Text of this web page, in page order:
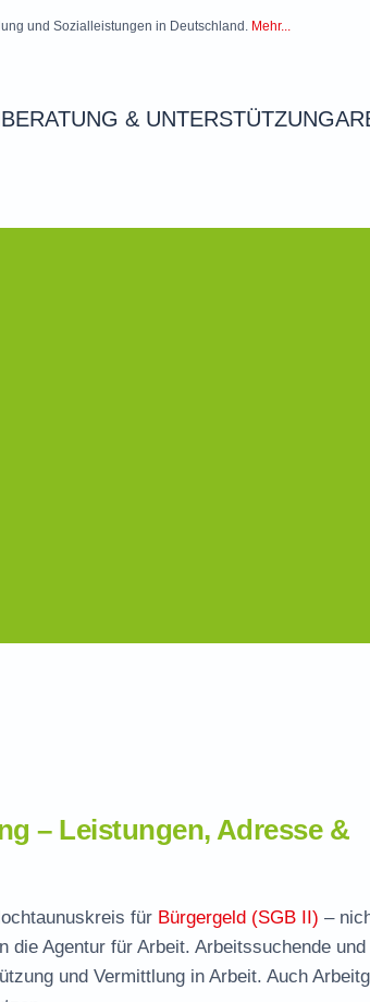
und Sozialleistungen in Deutschland. Mehr...
BERATUNG & UNTERSTÜTZUNG
– Leistungen, Adresse &
für Bürgergeld (SGB II) –
die Agentur für Arbeit. Arbeitssuchende und
und Vermittlung in Arbeit. Auch